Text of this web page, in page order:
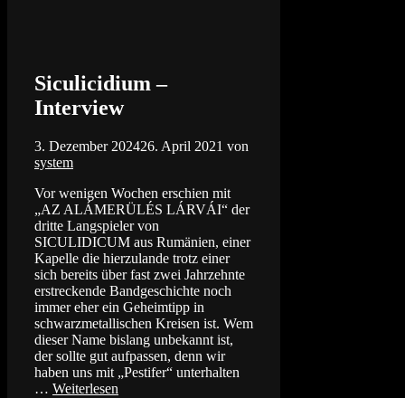
Siculicidium –
Interview
3. Dezember 202426. April 2021 von
system
Vor wenigen Wochen erschien mit
„AZ ALÁMERÜLÉS LÁRVÁI“ der
dritte Langspieler von
SICULIDICUM aus Rumänien, einer
Kapelle die hierzulande trotz einer
sich bereits über fast zwei Jahrzehnte
erstreckende Bandgeschichte noch
immer eher ein Geheimtipp in
schwarzmetallischen Kreisen ist. Wem
dieser Name bislang unbekannt ist,
der sollte gut aufpassen, denn wir
haben uns mit „Pestifer“ unterhalten
… Weiterlesen